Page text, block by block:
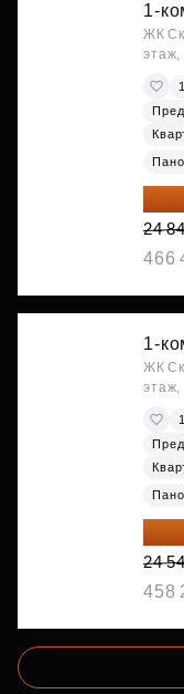
1-
ЖК
20
24
466
1-
ЖК
20
24
458